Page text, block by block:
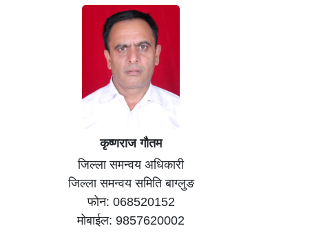
कृष्णराज गौतम
जिल्ला समन्वय अधिकारी
जिल्ला समन्वय समिति बाग्लुङ
फोन: 068520152
मोबाईल: 9857620002